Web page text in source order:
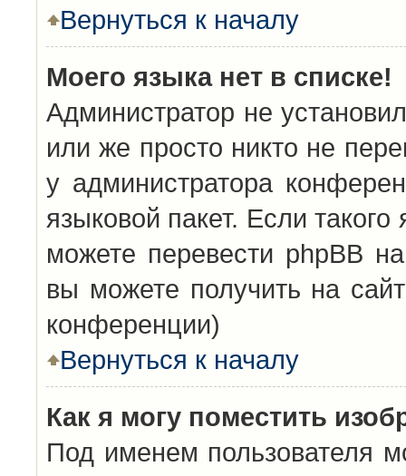
Вернуться к началу
Моего языка нет в списке!
Администратор не
или же просто никто не
у администратора
языковой пакет. Если
можете перевести phpBB
вы можете получить на
конференции)
Вернуться к началу
Как я могу поместить
Под именем пользователя